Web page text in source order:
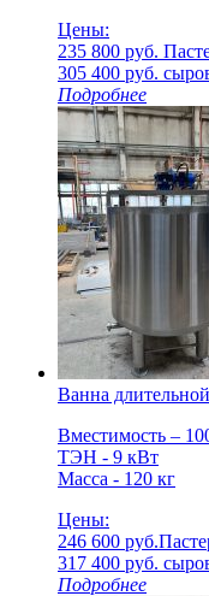
Цены:
235 800 руб.
305 400 руб.
Подробнее
Ванна
Вместимость –
ТЭН - 9 кВт
Масса - 120 кг
Цены:
246 600 руб.
317 400 руб.
Подробнее